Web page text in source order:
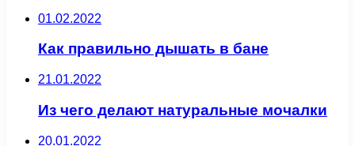
01.02.2022
Как правильно дышать в бане
21.01.2022
Из чего делают натуральные мочалки
20.01.2022